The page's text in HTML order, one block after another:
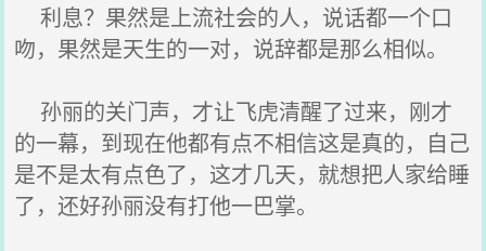
利息？果然是上流社会的人，说话都一个口
吻，果然是天生的一对，说辞都是那么相似。
孙丽的关门声，才让飞虎清醒了过来，刚才
的一幕，到现在他都有点不相信这是真的，自己
是不是太有点色了，这才几天，就想把人家给睡
了，还好孙丽没有打他一巴掌。